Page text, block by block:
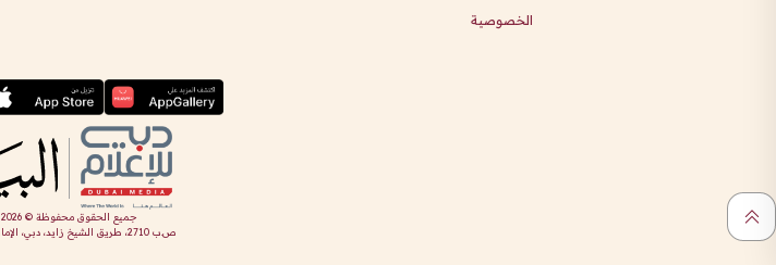
الخصوصية
جميع الحقوق محفوظة ©2026
ص.ب 2710، طريق الشيخ زايد، دبي، الإمارات العربية المتحدة